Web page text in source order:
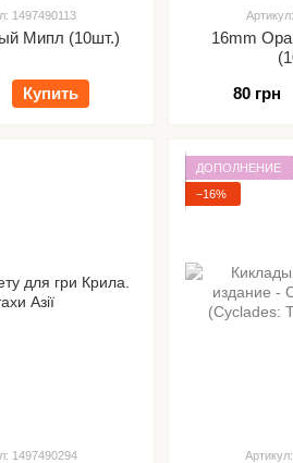
1497490113
Мипл (10шт.)
Купить
16mm
80 грн
1497490294
ДОПОЛНЕНИЕ
−16%